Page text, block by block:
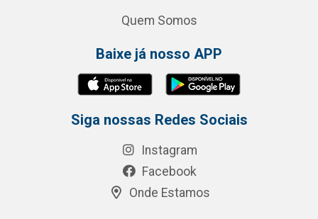
Quem Somos
Baixe já nosso APP
Siga nossas Redes Sociais
Instagram
Facebook
Onde Estamos